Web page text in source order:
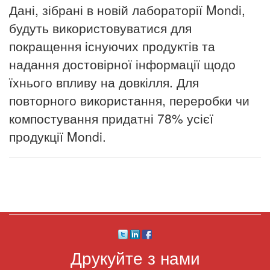
Дані, зібрані в новій лабораторії Mondi,
будуть використовуватися для
покращення існуючих продуктів та
надання достовірної інформації щодо
їхнього впливу на довкілля. Для
повторного використання, переробки чи
компостування придатні 78% усієї
продукції Mondi.
Друкуйте з нами